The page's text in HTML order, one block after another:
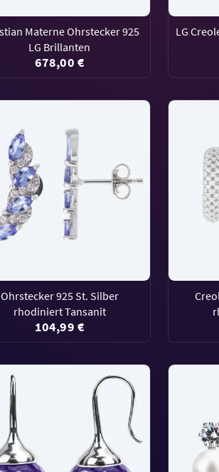
Materne Ohrstecker 925
LG Brillanten
678,00 €
LG
Ohrstecker 925 St. Silber
rhodiniert Tansanit
104,99 €